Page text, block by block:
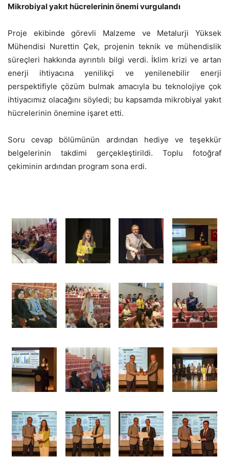
Mikrobiyal yakıt hücrelerinin önemi vurgulandı
Proje ekibinde görevli Malzeme ve Metalurji Yüksek
Mühendisi Nurettin Çek, projenin teknik ve mühendislik
süreçleri hakkında ayrıntılı bilgi verdi. İklim krizi ve artan
enerji ihtiyacına yenilikçi ve yenilenebilir enerji
perspektifiyle çözüm bulmak amacıyla bu teknolojiye çok
ihtiyacımız olacağını söyledi; bu kapsamda mikrobiyal yakıt
hücrelerinin önemine işaret etti.
Soru cevap bölümünün ardından hediye ve teşekkür
belgelerinin takdimi gerçekleştirildi. Toplu fotoğraf
çekiminin ardından program sona erdi.